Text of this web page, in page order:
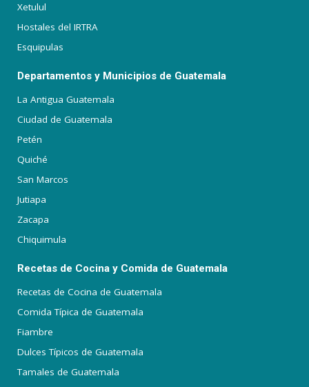
Xetulul
Hostales del IRTRA
Esquipulas
Departamentos y Municipios de Guatemala
La Antigua Guatemala
Ciudad de Guatemala
Petén
Quiché
San Marcos
Jutiapa
Zacapa
Chiquimula
Recetas de Cocina y Comida de Guatemala
Recetas de Cocina de Guatemala
Comida Típica de Guatemala
Fiambre
Dulces Típicos de Guatemala
Tamales de Guatemala